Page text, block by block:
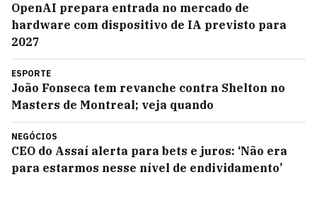
OpenAI prepara entrada no mercado de
hardware com dispositivo de IA previsto para
2027
ESPORTE
João Fonseca tem revanche contra Shelton no
Masters de Montreal; veja quando
NEGÓCIOS
CEO do Assaí alerta para bets e juros: ‘Não era
para estarmos nesse nível de endividamento’